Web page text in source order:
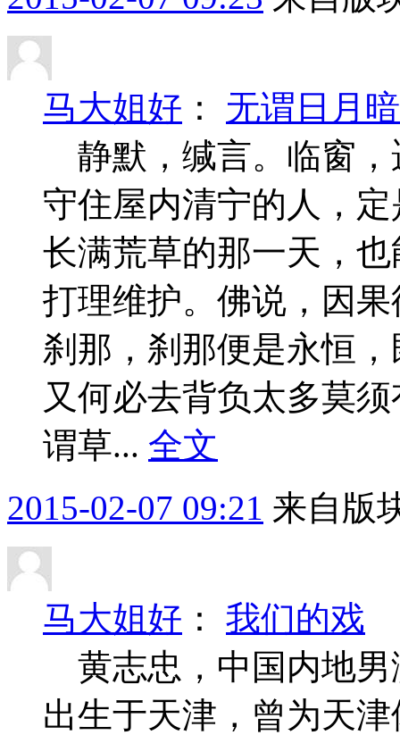
马大姐好 ： 无谓日月
静默，缄言。临窗，
守住屋内清宁的人，
长满荒草的那一天，
打理维护。佛说，因
刹那，刹那便是永恒
又何必去背负太多莫
谓草... 全文
2015-02-07 09:21 来自版
马大姐好 ： 我们的戏
黄志忠，中国内地男
出生于天津，曾为天